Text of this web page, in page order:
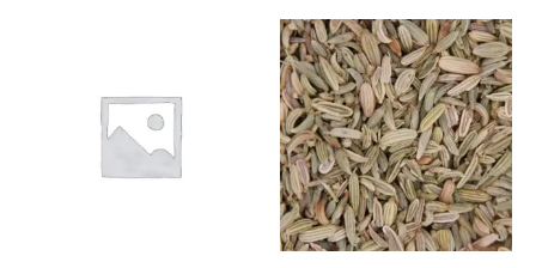
plusieurs
variations.
peuvent
Ce
produit
a
Les
options